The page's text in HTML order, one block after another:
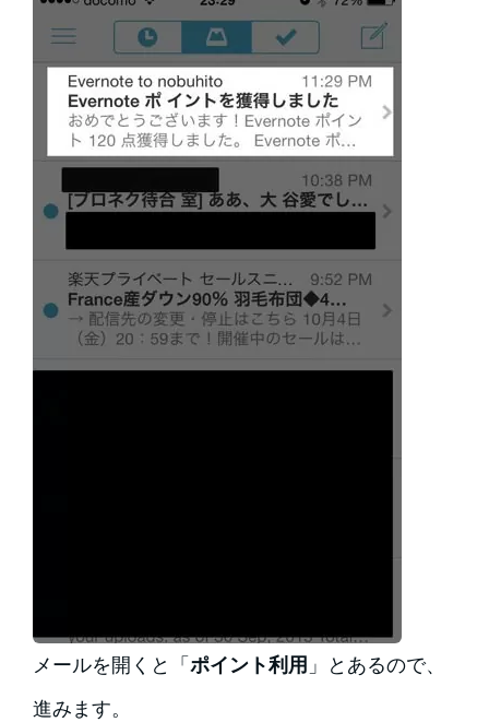
メールを開くと「 ポイント利用 」とあるので、
進みます。